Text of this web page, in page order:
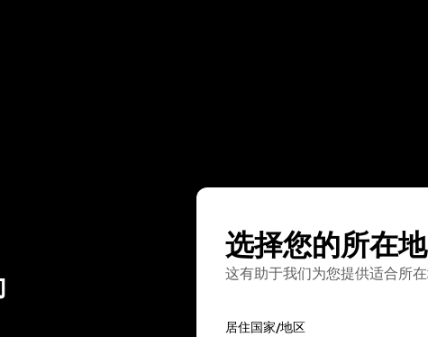
选择您的所在地
这有助于我们为您提供适合所在
居住国家/地区